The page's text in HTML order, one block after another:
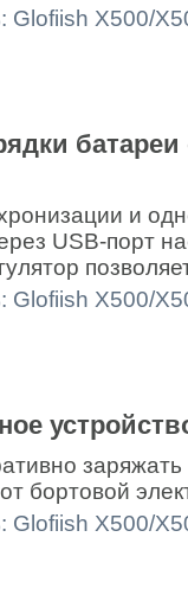
Glofiish X500/
и
USB-порт
Glofiish X500/
бортовой
Glofiish X500/